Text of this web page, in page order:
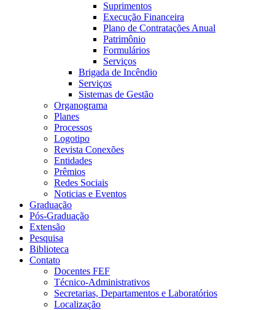
Suprimentos
Execução Financeira
Plano de Contratações Anual
Patrimônio
Formulários
Serviços
Brigada de Incêndio
Serviços
Sistemas de Gestão
Organograma
Planes
Processos
Logotipo
Revista Conexões
Entidades
Prêmios
Redes Sociais
Noticias e Eventos
Graduação
Pós-Graduação
Extensão
Pesquisa
Biblioteca
Contato
Docentes FEF
Técnico-Administrativos
Secretarias, Departamentos e Laboratórios
Localização